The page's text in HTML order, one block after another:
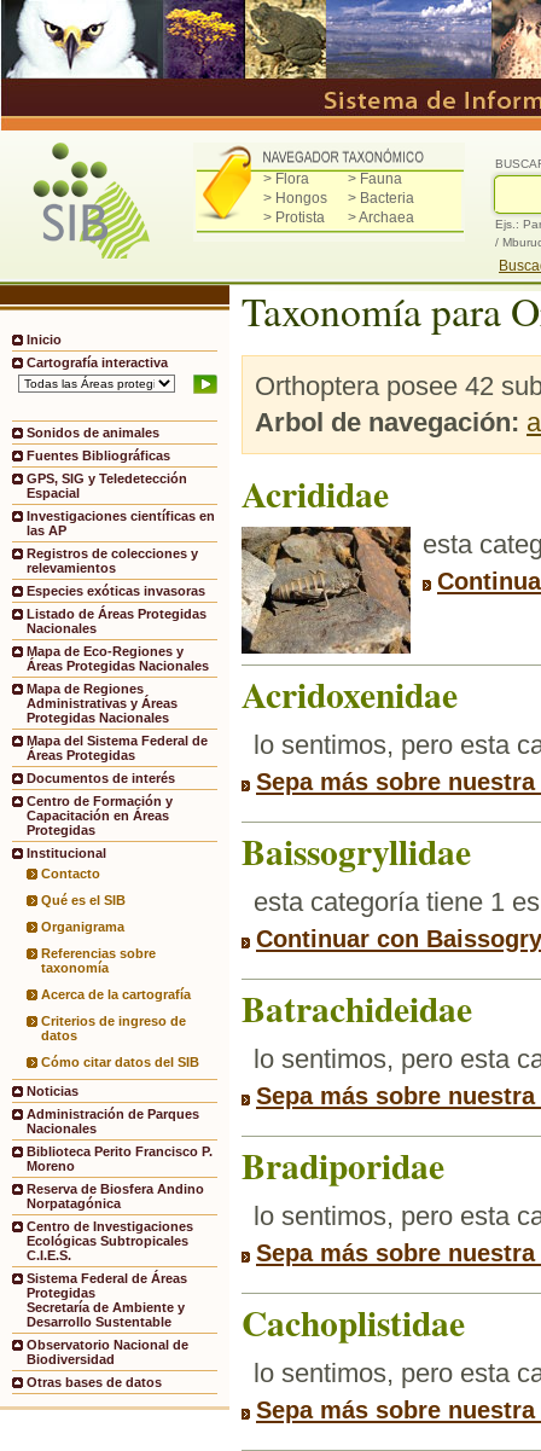
> Flora
> Fauna
> Hongos
> Bacteria
> Protista
> Archaea
Ejs.:
/
Inicio
Cartografía interactiva
Sonidos de animales
Fuentes Bibliográficas
GPS, SIG y Teledetección
Espacial
Investigaciones científicas en
las AP
Registros de colecciones y
relevamientos
Especies exóticas invasoras
Listado de Áreas Protegidas
Nacionales
Mapa de Eco-Regiones y
Áreas Protegidas Nacionales
Mapa de Regiones
Administrativas y Áreas
Protegidas Nacionales
Mapa del Sistema Federal de
Áreas Protegidas
Documentos de interés
Centro de Formación y
Capacitación en Áreas
Protegidas
Institucional
Contacto
Qué es el SIB
Organigrama
Referencias sobre
taxonomía
Acerca de la cartografía
Criterios de ingreso de
datos
Cómo citar datos del SIB
Noticias
Administración de Parques
Nacionales
Biblioteca Perito Francisco P.
Moreno
Reserva de Biosfera Andino
Norpatagónica
Centro de Investigaciones
Ecológicas Subtropicales
C.I.E.S.
Sistema Federal de Áreas
Protegidas
Secretaría de Ambiente y
Desarrollo Sustentable
Observatorio Nacional de
Biodiversidad
Otras bases de datos
Taxonomía para
Orthoptera posee 42
Arbol de navegación:
Acrididae
esta
Acridoxenidae
lo sentimos, pero esta
Sepa más sobre
Baissogryllidae
esta categoría tiene 1
Continuar con
Batrachideidae
lo sentimos, pero esta
Sepa más sobre
Bradiporidae
lo sentimos, pero esta
Sepa más sobre
Cachoplistidae
lo sentimos, pero esta
Sepa más sobre